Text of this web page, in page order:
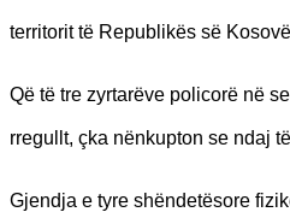
territorit të Republikës së
Që të tre zyrtarëve policorë në
rregullt, çka nënkupton se ndaj
Gjendja e tyre shëndetësore